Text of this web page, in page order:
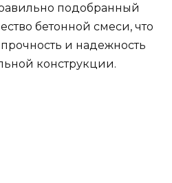
подобранный
бетонной смеси, что
и надежность
конструкции.